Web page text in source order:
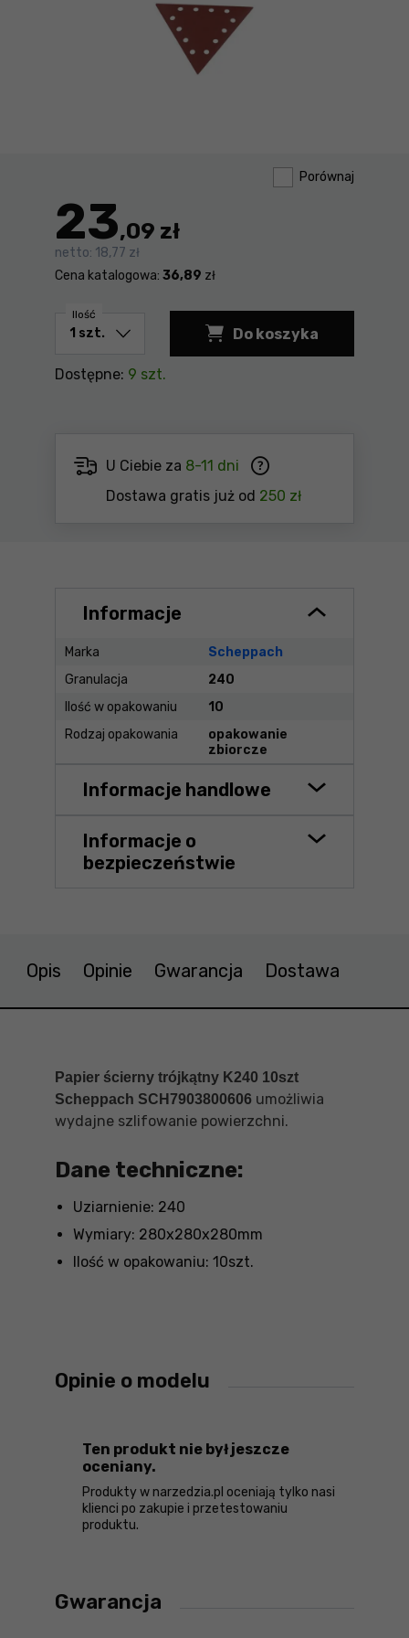
Porównaj
23,09 zł
netto: 18,77 zł
Cena katalogowa: 36,89 zł
Ilość
Do koszyka
Papier ścierny
Dostępne: 9 szt.
U Ciebie za 8-11 dni
Dostawa gratis już od 250 zł
Informacje
Marka
Scheppach
Granulacja
240
Ilość w opakowaniu
10
Rodzaj opakowania
opakowanie
zbiorcze
Informacje handlowe
Informacje o
bezpieczeństwie
Opis Opinie Gwarancja Dostawa
Papier ścierny trójkątny K240 10szt
Scheppach SCH7903800606 umożliwia
wydajne szlifowanie powierzchni.
Dane techniczne:
Uziarnienie: 240
Wymiary: 280x280x280mm
Ilość w opakowaniu: 10szt.
Opinie o modelu
Ten produkt nie był jeszcze
oceniany.
Produkty w narzedzia.pl oceniają tylko nasi
klienci po zakupie i przetestowaniu
produktu.
Gwarancja